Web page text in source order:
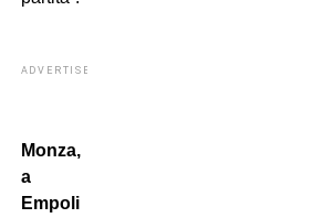
ADVERTISEMENT
Monza,
a
Empoli